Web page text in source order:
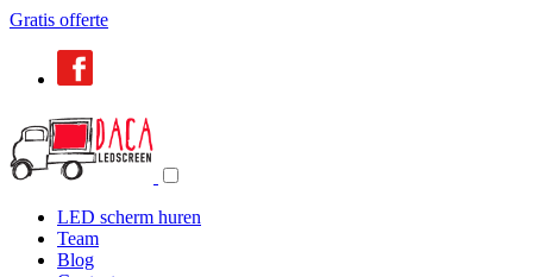
Gratis offerte
LED scherm huren
Team
Blog